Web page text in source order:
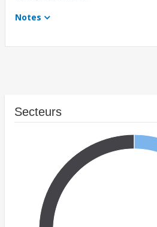
Notes
Secteurs